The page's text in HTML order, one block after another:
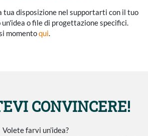
tua disposizione nel supportarti con il tuo
un'idea o file di progettazione specifici.
momentoqui.
CONVINCERE!
Volete farvi un’idea?